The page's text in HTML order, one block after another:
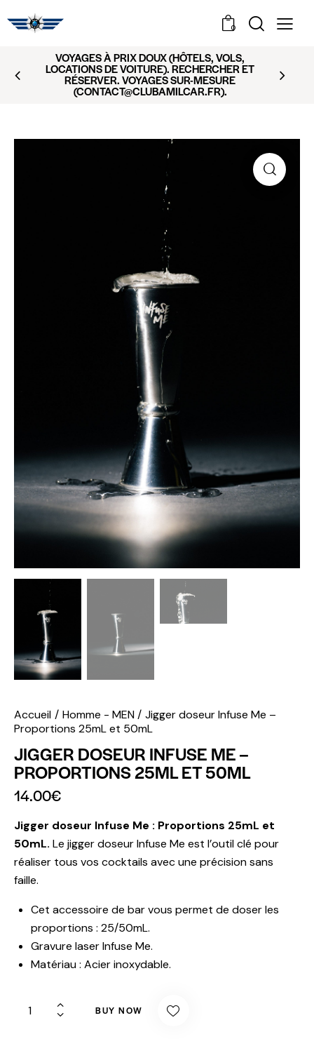
0
VOYAGES À PRIX DOUX (HÔTELS, VOLS,
LOCATIONS DE VOITURE). RECHERCHER ET
RÉSERVER. VOYAGES SUR-MESURE
(CONTACT@CLUBAMILCAR.FR).
Accueil Homme - MEN
Jigger doseur Infuse Me –
Proportions 25mL et 50mL
JIGGER DOSEUR INFUSE ME –
PROPORTIONS 25ML ET 50ML
14.00€
Jigger doseur Infuse Me : Proportions 25mL et
50mL. Le jigger doseur Infuse Me est l’outil clé pour
réaliser tous vos cocktails avec une précision sans
faille.
Cet accessoire de bar vous permet de doser les
proportions : 25/50mL.
Gravure laser Infuse Me.
Matériau : Acier inoxydable.
BUY NOW